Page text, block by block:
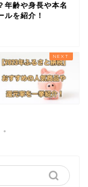
年齢や身長や本名
を紹介！